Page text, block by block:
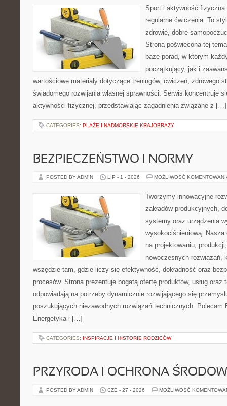
Sport i aktywność
regularne ćwiczenia. To
zdrowie, dobre
Strona poświęcona tej
bazę porad, w którym
początkujący, jak i
wartościowe materiały dotyczące treningów, ćwiczeń, zdrowego
świadomego rozwijania własnej sprawności. Serwis koncentruje
aktywności fizycznej, przedstawiając zagadnienia związane z […]
CATEGORIES: PLAŻE I NADMORSKIE KRAJOBRAZY
BEZPIECZEŃSTWO I NORMY
POSTED BY ADMIN LIP - 1 - 2026 MOŻLIWOŚĆ
Tworzymy innowacyjne
zakładów produkcyjnych,
systemy oraz urządzenia
wysokociśnieniową. Nasza
na projektowaniu,
nowoczesnych rozwiązań,
wszędzie tam, gdzie liczy się efektywność, dokładność oraz
procesów. Strona prezentuje bogatą ofertę produktów, usług oraz
odpowiadają na potrzeby dynamicznie rozwijającego się
poszukujących niezawodnych rozwiązań technicznych. Polecam
Energetyka i […]
CATEGORIES: INSPIRACJE I HISTORIE RODZICÓW
PRZYRODA I OCHRONA
POSTED BY ADMIN CZE - 27 - 2026 MOŻLIWOŚĆ